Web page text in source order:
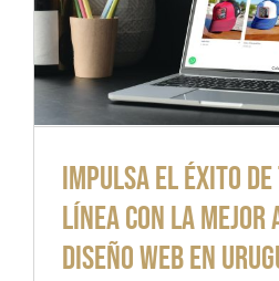
Impulsa el éxito
línea con la mejor
diseño web en